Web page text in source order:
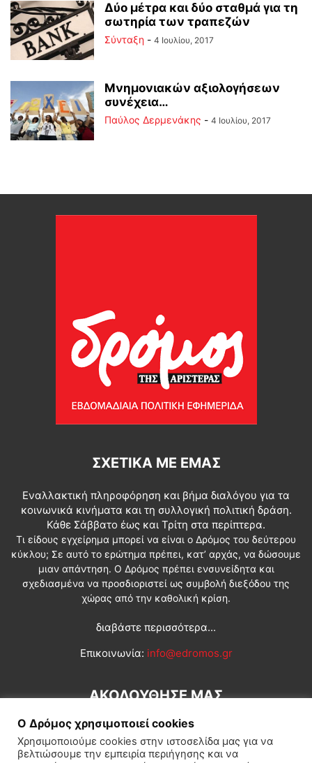
Δύο μέτρα και δύο σταθμά για τη
σωτηρία των τραπεζών
Σύνταξη - 4 Ιουλίου, 2017
Μνημονιακών αξιολογήσεων
συνέχεια…
Παύλος Δερμενάκης - 4 Ιουλίου, 2017
ΣΧΕΤΙΚΆ ΜΕ ΕΜΆΣ
Εναλλακτική πληροφόρηση και βήμα διαλόγου για τα
κοινωνικά κινήματα και τη συλλογική πολιτική δράση.
Κάθε Σάββατο έως και Τρίτη στα περίπτερα.
Τι είδους εγχείρημα μπορεί να είναι ο Δρόμος του δεύτερου
κύκλου; Σε αυτό το ερώτημα πρέπει, κατ’ αρχάς, να δώσουμε
μιαν απάντηση. Ο Δρόμος πρέπει ενσυνείδητα και
σχεδιασμένα να προσδιοριστεί ως συμβολή διεξόδου της
χώρας από την καθολική κρίση.
διαβάστε περισσότερα...
Επικοινωνία: info@edromos.gr
ΑΚΟΛΟΥΘΗΣΕ ΜΑΣ
Ο Δρόμος χρησιμοποιεί cookies
Χρησιμοποιούμε cookies στην ιστοσελίδα μας για να
βελτιώσουμε την εμπειρία περιήγησης και να